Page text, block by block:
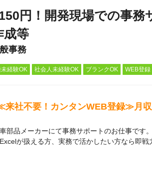
円！開発現場での事務
成等
事務
経験OK 社会人未経験OK ブランクOK WEB登録
社不要！カンタンWEB登録≫月収
部品メーカーにて事務サポートのお仕事です
が扱える方、実務で活かしたい方なら即戦